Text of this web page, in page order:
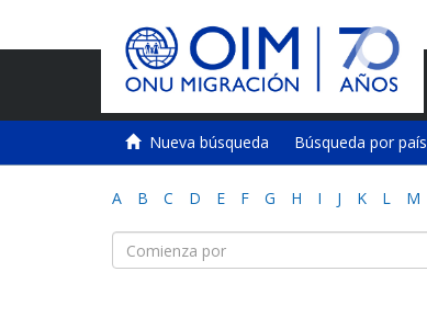
Nueva búsqueda Búsqueda por país
A B C D E F G H I J K L M